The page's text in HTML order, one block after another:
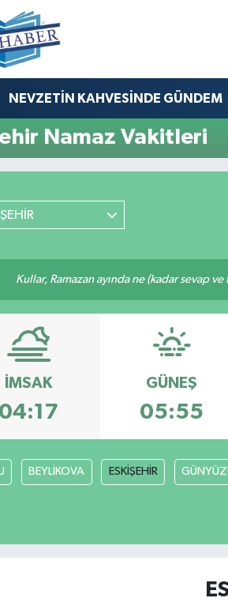
NEVZETİN KAHVESİNDE GÜNDEM
Namaz Vakitleri
Kullar, Ramazan ayında ne (kadar sevap
İMSAK
04:17
GÜNEŞ
05:55
BEYLİKOVA ESKİŞEHİR